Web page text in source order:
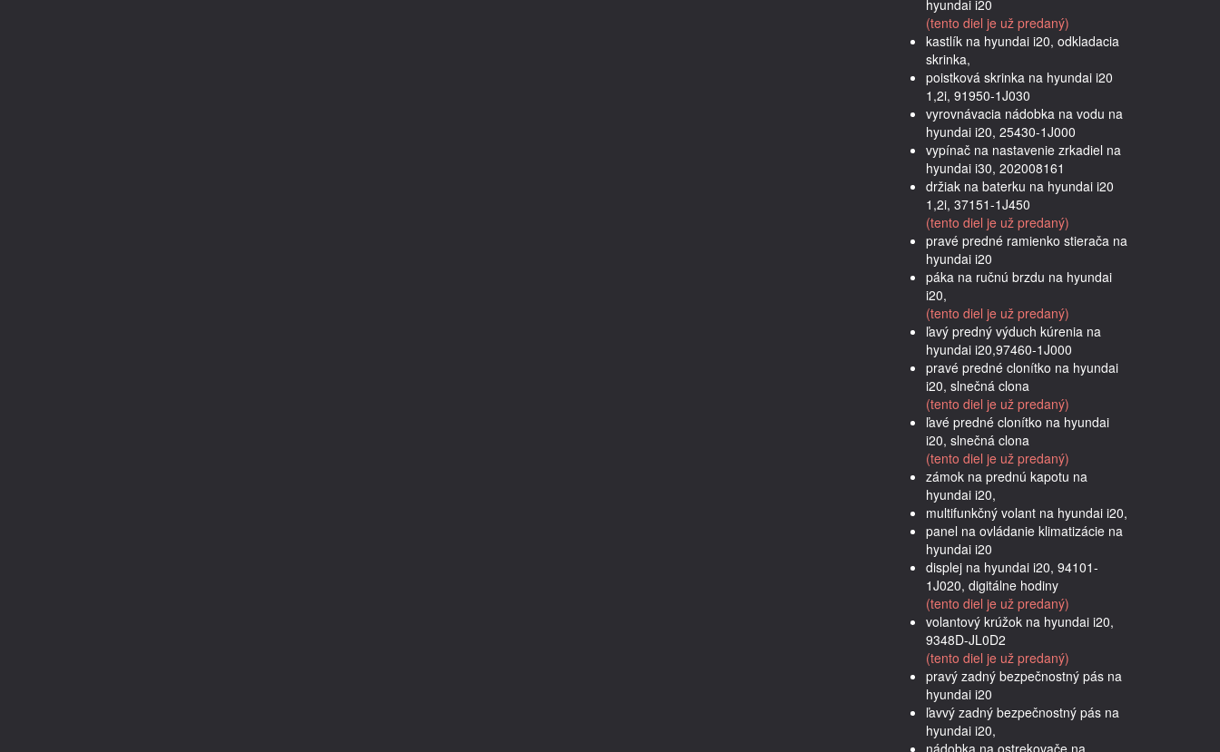
hyundai i20
(tento diel je už predaný)
kastlík na hyundai i20, odkladacia
skrinka,
poistková skrinka na hyundai i20
1,2i, 91950-1J030
vyrovnávacia nádobka na vodu na
hyundai i20, 25430-1J000
vypínač na nastavenie zrkadiel na
hyundai i30, 202008161
držiak na baterku na hyundai i20
1,2i, 37151-1J450
(tento diel je už predaný)
pravé predné ramienko stierača na
hyundai i20
páka na ručnú brzdu na hyundai
i20,
(tento diel je už predaný)
ľavý predný výduch kúrenia na
hyundai i20,97460-1J000
pravé predné clonítko na hyundai
i20, slnečná clona
(tento diel je už predaný)
ľavé predné clonítko na hyundai
i20, slnečná clona
(tento diel je už predaný)
zámok na prednú kapotu na
hyundai i20,
multifunkčný volant na hyundai i20,
panel na ovládanie klimatizácie na
hyundai i20
displej na hyundai i20, 94101-
1J020, digitálne hodiny
(tento diel je už predaný)
volantový krúžok na hyundai i20,
9348D-JL0D2
(tento diel je už predaný)
pravý zadný bezpečnostný pás na
hyundai i20
ľavvý zadný bezpečnostný pás na
hyundai i20,
nádobka na ostrekovače na